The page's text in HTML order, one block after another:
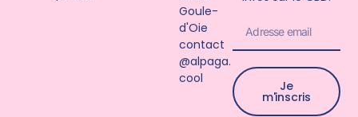
Goule-
d'Oie
contact
@alpaga.
cool
Je
m'inscris